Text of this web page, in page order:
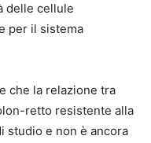
delle cellule
per il sistema
che la relazione tra
retto resistente alla
studio e non è ancora